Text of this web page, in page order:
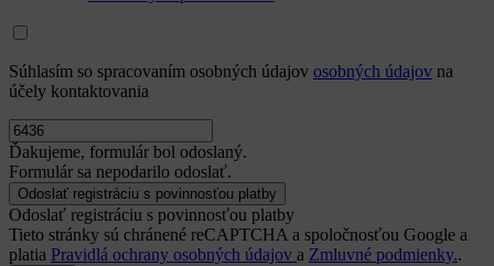
Súhlasím so spracovaním osobných údajov osobných údajov na
účely kontaktovania
Ďakujeme, formulár bol odoslaný.
Formulár sa nepodarilo odoslať.
Odoslať registráciu s povinnosťou platby
Tieto stránky sú chránené reCAPTCHA a spoločnosťou Google a
platia Pravidlá ochrany osobných údajov a Zmluvné podmienky..